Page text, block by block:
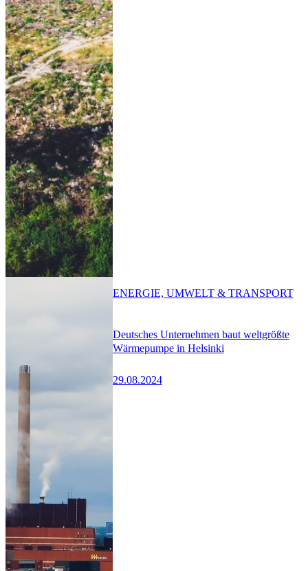
Deutsches Unternehmen baut weltgrößte
Wärmepumpe in Helsinki
29.08.2024
ENERGIE, UMWELT & TRANSPORT